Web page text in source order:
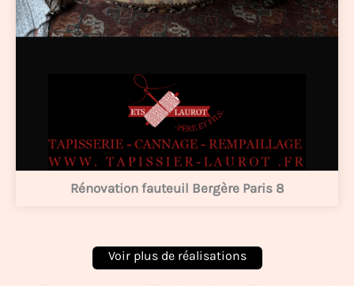
Rénovation fauteuil Bergère Paris 8